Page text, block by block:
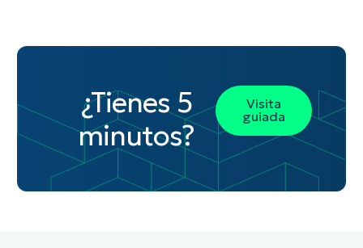
¿Tienes 5
minutos?
Visita
guiada